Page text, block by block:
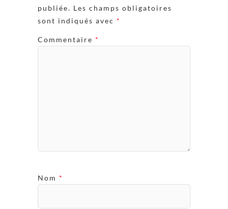
publiée. Les champs obligatoires
sont indiqués avec *
Commentaire *
Nom *